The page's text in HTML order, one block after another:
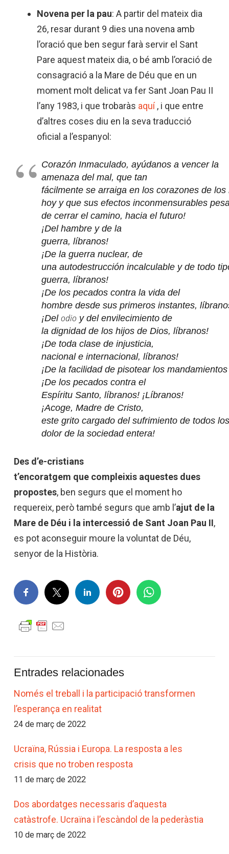
Novena per la pau: A partir del mateix dia
26, resar durant 9 dies una novena amb
l’oració que ben segur farà servir el Sant
Pare aquest mateix dia, o bé amb l’oració de
consagració a la Mare de Déu que en un
moment molt delicat va fer Sant Joan Pau II
l’any 1983, i que trobaràs aquí, i que entre
d’altres coses diu en la seva traducció
oficial a l’espanyol:
Corazón Inmaculado, ayúdanos a vencer la
amenaza del mal, que tan
fácilmente se arraiga en los corazones de los
hoy yque sus efectos inconmensurables
de cerrarel camino, hacia el futuro!
¡Del hambre yde la
guerra, líbranos!
¡De la guerra nuclear, de
una autodestrucción incalculable yde todo
guerra, líbranos!
¡De los pecados contra la vida del
hombre desde sus primeros instantes,
¡Del odio ydel envilecimiento de
la dignidadde los hijos de Dios, líbranos!
¡De toda clase de injusticia,
nacional e internacional, líbranos!
¡De la facilidadde pisotear los mandamientos
¡De los pecados contra el
Espíritu Santo, líbranos! ¡Líbranos!
¡Acoge, Madre de Cristo,
este grito cargado del sufrimiento de todos los
dolor de la sociedadentera!
Des d’e-cristians
t’encoratgem que compleixis aquestes dues
propostes, ben segurs que el moment ho
requereix, però també segurs que amb l’ajut de la
Mare de Déu i la intercessió de Sant Joan Pau II,
es pot aconseguir moure la voluntat de Déu,
senyor de la Història.
Entrades relacionades
Només el treball i la participació transformen
l’esperança en realitat
24 de març de 2022
Ucraïna, Rússia i Europa. La resposta a les
crisis que no troben resposta
11 de març de 2022
Dos abordatges necessaris d’aquesta
catàstrofe. Ucraïna i l’escàndol de la pederàstia
10 de març de 2022